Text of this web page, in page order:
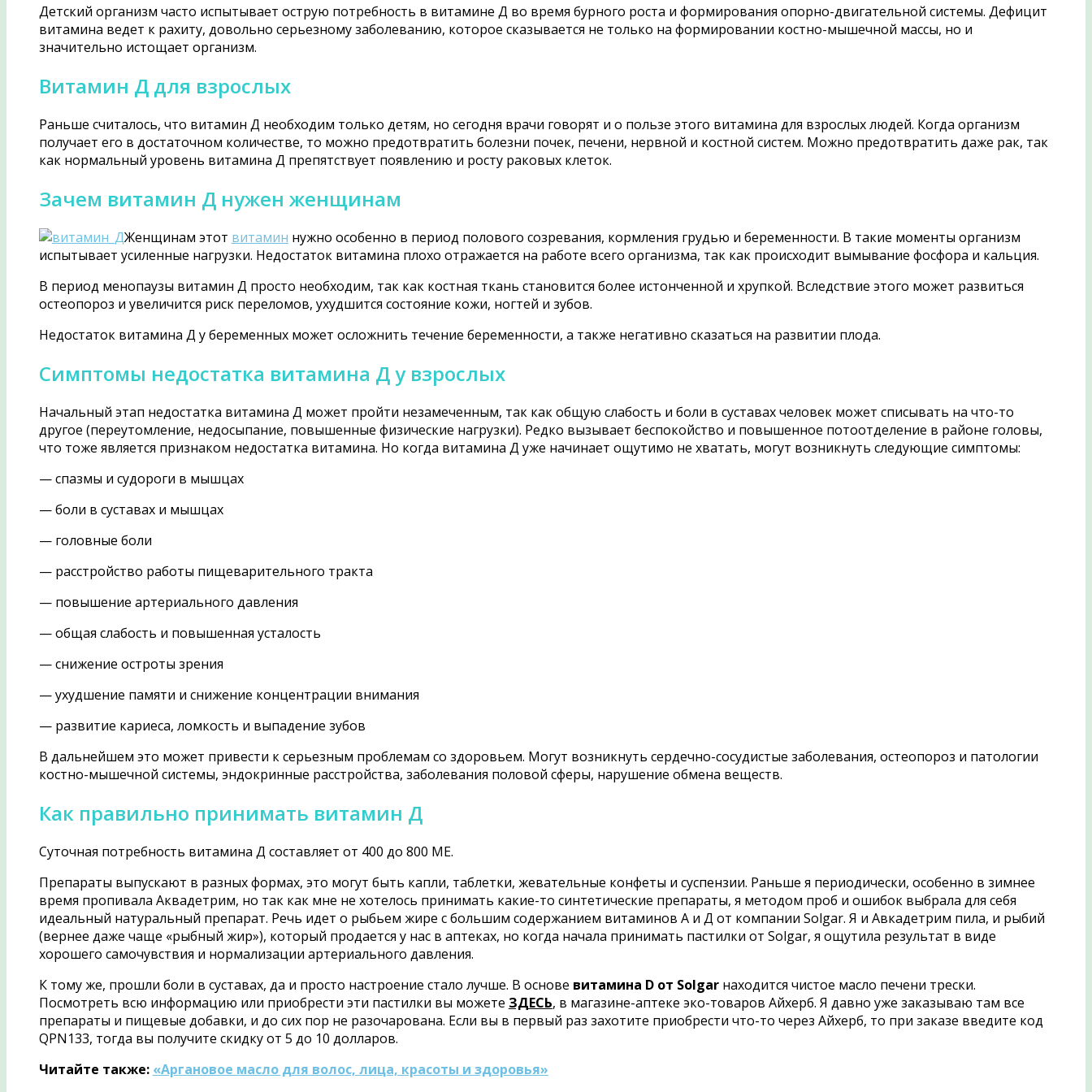
Детский организм часто испытывает острую потребность в витамине Д во время бурного роста и формирования опорно-двигательной системы. Дефицит
витамина ведет к рахиту, довольно серьезному заболеванию, которое сказывается не только на формировании костно-мышечной массы, но и
значительно истощает организм.
Витамин Д для взрослых
Раньше считалось, что витамин Д необходим только детям, но сегодня врачи говорят и о пользе этого витамина для взрослых людей. Когда организм
получает его в достаточном количестве, то можно предотвратить болезни почек, печени, нервной и костной систем. Можно предотвратить даже рак, так
как нормальный уровень витамина Д препятствует появлению и росту раковых клеток.
Зачем витамин Д нужен женщинам
Женщинам этот витамин нужно особенно в период полового созревания, кормления грудью и беременности. В такие моменты организм
испытывает усиленные нагрузки. Недостаток витамина плохо отражается на работе всего организма, так как происходит вымывание фосфора и кальция.
В период менопаузы витамин Д просто необходим, так как костная ткань становится более истонченной и хрупкой. Вследствие этого может развиться
остеопороз и увеличится риск переломов, ухудшится состояние кожи, ногтей и зубов.
Недостаток витамина Д у беременных может осложнить течение беременности, а также негативно сказаться на развитии плода.
Симптомы недостатка витамина Д у взрослых
Начальный этап недостатка витамина Д может пройти незамеченным, так как общую слабость и боли в суставах человек может списывать на что-то
другое (переутомление, недосыпание, повышенные физические нагрузки). Редко вызывает беспокойство и повышенное потоотделение в районе головы,
что тоже является признаком недостатка витамина. Но когда витамина Д уже начинает ощутимо не хватать, могут возникнуть следующие симптомы:
— спазмы и судороги в мышцах
— боли в суставах и мышцах
— головные боли
— расстройство работы пищеварительного тракта
— повышение артериального давления
— общая слабость и повышенная усталость
— снижение остроты зрения
— ухудшение памяти и снижение концентрации внимания
— развитие кариеса, ломкость и выпадение зубов
В дальнейшем это может привести к серьезным проблемам со здоровьем. Могут возникнуть сердечно-сосудистые заболевания, остеопороз и патологии
костно-мышечной системы, эндокринные расстройства, заболевания половой сферы, нарушение обмена веществ.
Как правильно принимать витамин Д
Суточная потребность витамина Д составляет от 400 до 800 МЕ.
Препараты выпускают в разных формах, это могут быть капли, таблетки, жевательные конфеты и суспензии. Раньше я периодически, особенно в зимнее
время пропивала Аквадетрим, но так как мне не хотелось принимать какие-то синтетические препараты, я методом проб и ошибок выбрала для себя
идеальный натуральный препарат. Речь идет о рыбьем жире с большим содержанием витаминов А и Д от компании Solgar. Я и Авкадетрим пила, и рыбий
(вернее даже чаще «рыбный жир»), который продается у нас в аптеках, но когда начала принимать пастилки от Solgar, я ощутила результат в виде
хорошего самочувствия и нормализации артериального давления.
К тому же, прошли боли в суставах, да и просто настроение стало лучше. В основе витамина D от Solgarнаходится чистое масло печени трески.
Посмотреть всю информацию или приобрести эти пастилки вы можете ЗДЕСЬ, в магазине-аптеке эко-товаров Айхерб. Я давно уже заказываю там все
препараты и пищевые добавки, и до сих пор не разочарована. Если вы в первый раз захотите приобрести что-то через Айхерб, то при заказе введите код
QPN133, тогда вы получите скидку от 5 до 10 долларов.
Читайте также: «Аргановое масло для волос, лица, красоты и здоровья»